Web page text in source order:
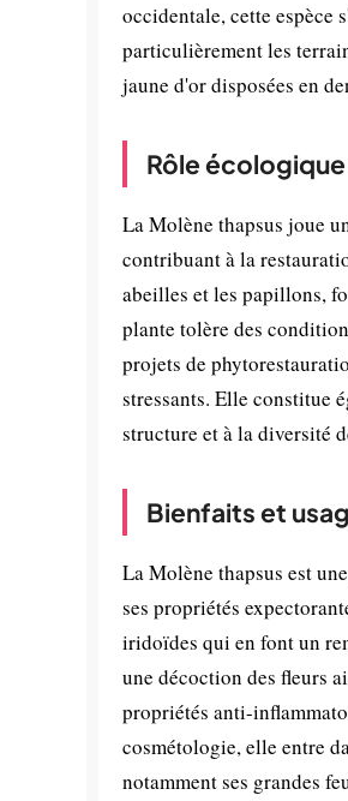
occidentale, cette espèce
particulièrement les
jaune d'or disposées en
Rôle
La Molène thapsus joue
contribuant à la
abeilles et les papillons,
plante tolère des
projets de
stressants. Elle constitue
structure et à la diversité
Bienfaits et
La Molène thapsus est
ses propriétés
iridoïdes qui en font un
une décoction des fleurs
propriétés anti-
cosmétologie, elle entre
notamment ses grandes